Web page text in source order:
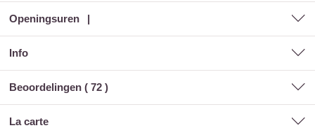
Openingsuren
Info
Beoordelingen ( 72 )
la carte